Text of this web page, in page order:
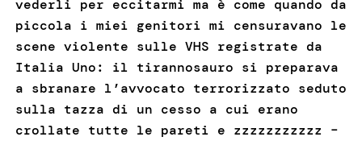
vederli per eccitarmi ma è come quando da
piccola i miei genitori mi censuravano le
scene violente sulle VHS registrate da
Italia Uno: il tirannosauro si preparava
a sbranare l’avvocato terrorizzato seduto
sulla tazza di un cesso a cui erano
crollate tutte le pareti e zzzzzzzzzzz –